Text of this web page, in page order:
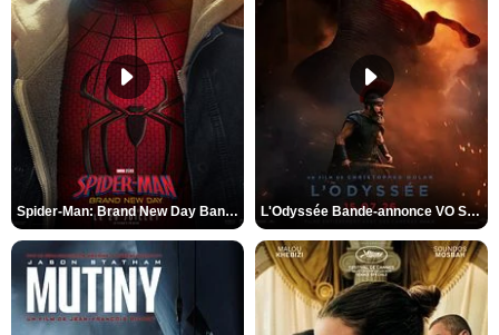
Spider-Man: Brand New Day Bande-annonce VO STFR L'Odyssée Bande-annonce VO STFR